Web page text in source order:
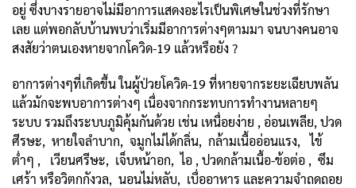
อยู่ ซึ่งบางรายอาจไม่มีอาการแสดงอะไรเป็นพิเศษในช่วงที่รักษา
เลย แต่พอกลับบ้านพบว่าเริ่มมีอาการต่างๆตามมา จนบางคนอาจ
สงสัยว่าตนเองหายจากโควิด-19 แล้วหรือยัง ?
อาการต่างๆที่เกิดขึ้น ในผู้ป่วยโควิด-19 ที่หายจากระยะเฉียบพลัน
แล้วมักจะพบอาการต่างๆ เนื่องจากกระทบการทำงานหลายๆ
ระบบ รวมถึงระบบภูมิคุ้มกันด้วย เช่น เหนื่อยง่าย , อ่อนเพลีย, ปวด
ศีรษะ, หายใจลำบาก, จมูกไม่ได้กลิ่น, กล้ามเนื้ออ่อนแรง, ไข้
ต่ำๆ , เวียนศรีษะ, เจ็บหน้าอก, ไอ , ปวดกล้ามเนื้อ-ข้อต่อ , ซึม
เศร้า หรือวิตกกังวล, นอนไม่หลับ, เบื่ออาหาร และความจำถดถอย